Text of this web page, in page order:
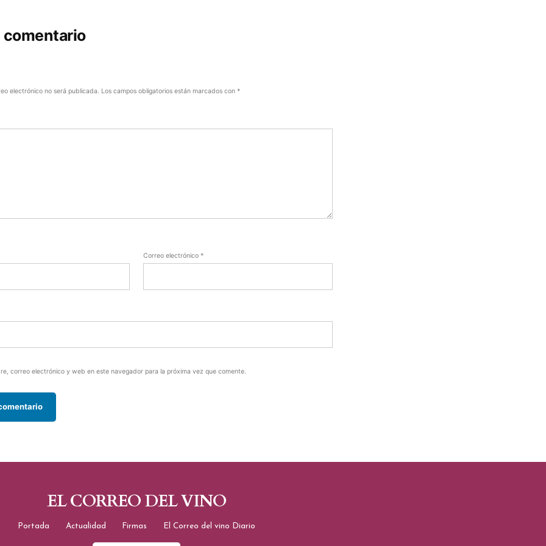
comentario
electrónico no será publicada. Los campos obligatorios están marcados con *
Correo electrónico *
correo electrónico y web en este navegador para la próxima vez que comente.
EL CORREO DEL VINO
Portada Actualidad Firmas El Correo del vino Diario